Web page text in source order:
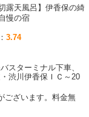
露天風呂】伊香保の綺
慢の宿
3.74
スターミナル下車、
渋川伊香保ＩＣ～20
ございます。料金無